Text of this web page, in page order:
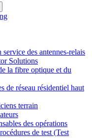
des antennes-relais
Solutions
la fibre optique et du
de réseau résidentiel haut
terrain
des opérations
de test (Test